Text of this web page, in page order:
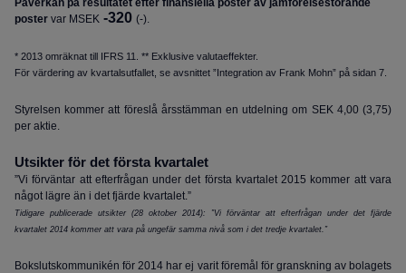
Påverkan på resultatet efter finansiella poster av jämförelsestörande
poster var MSEK -320 (-).
* 2013 omräknat till IFRS 11. ** Exklusive valutaeffekter.
För värdering av kvartalsutfallet, se avsnittet ”Integration av Frank Mohn” på sidan 7.
Styrelsen kommer att föreslå årsstämman en utdelning om SEK 4,00 (3,75)
per aktie.
Utsikter för det första kvartalet
”Vi förväntar att efterfrågan under det första kvartalet 2015 kommer att vara
något lägre än i det fjärde kvartalet.”
Tidigare publicerade utsikter (28 oktober 2014): ”Vi förväntar att efterfrågan under det fjärde
kvartalet 2014 kommer att vara på ungefär samma nivå som i det tredje kvartalet.”
Bokslutskommunikén för 2014 harej varit föremål för granskning av bolagets